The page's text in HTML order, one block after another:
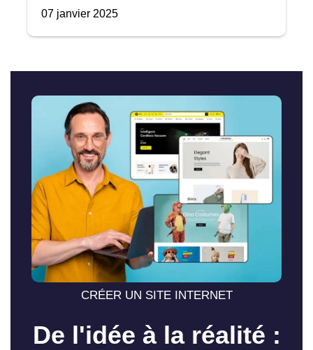
07 janvier 2025
CRÉER UN SITE INTERNET
De l'idée à la réalité :